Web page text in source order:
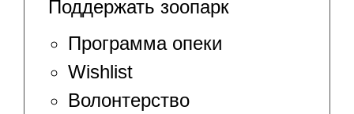
Поддержать зоопарк
Программа опеки
Wishlist
Волонтерство